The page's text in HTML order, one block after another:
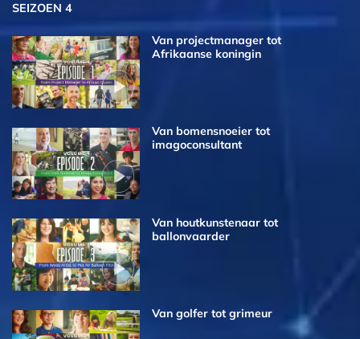
SEIZOEN 4
Van projectmanager tot
Afrikaanse koningin
Van bomensnoeier tot
imagoconsultant
Van houtkunstenaar tot
ballonvaarder
Van golfer tot grimeur